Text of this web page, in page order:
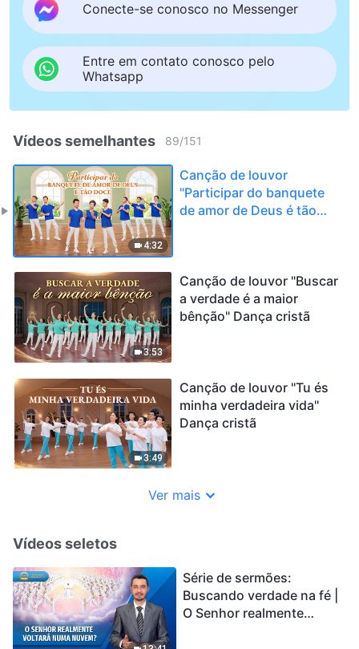
Conecte-se conosco no Messenger
Entre em contato conosco pelo
Whatsapp
Vídeos semelhantes 89/151
4:32
Canção de louvor
"Participar do banquete
de amor de Deus é tão
3:53
Canção de louvor "Buscar
a verdade é a maior
bênção" Dança cristã
3:49
Canção de louvor "Tu és
minha verdadeira vida"
Dança cristã
Ver mais
Vídeos seletos
Série de sermões:
Buscando verdade na fé |
O Senhor realmente